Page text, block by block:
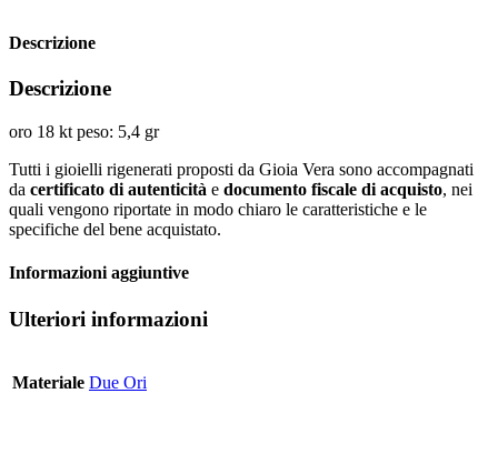
Descrizione
Descrizione
oro 18 kt peso: 5,4 gr
Tutti i gioielli rigenerati proposti da Gioia Vera sono accompagnati
da certificato di autenticità e documento fiscale di acquisto, nei
quali vengono riportate in modo chiaro le caratteristiche e le
specifiche del bene acquistato.
Informazioni aggiuntive
Ulteriori informazioni
Materiale Due Ori